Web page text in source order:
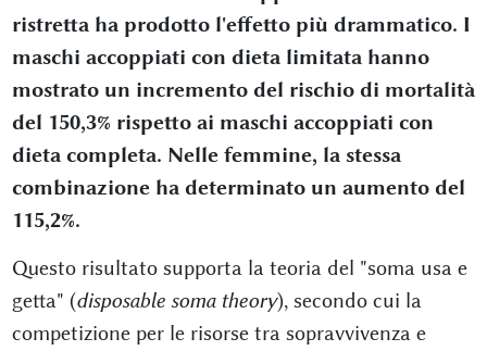
ristretta ha prodotto l'effetto più drammatico. I
maschi accoppiati con dieta limitata hanno
mostrato un incremento del rischio di mortalità
del 150,3% rispetto ai maschi accoppiati con
dieta completa. Nelle femmine, la stessa
combinazione ha determinato un aumento del
115,2%.
Questo risultato supporta la teoria del "soma usa e
getta" (disposable soma theory), secondo cui la
competizione per le risorse tra sopravvivenza e